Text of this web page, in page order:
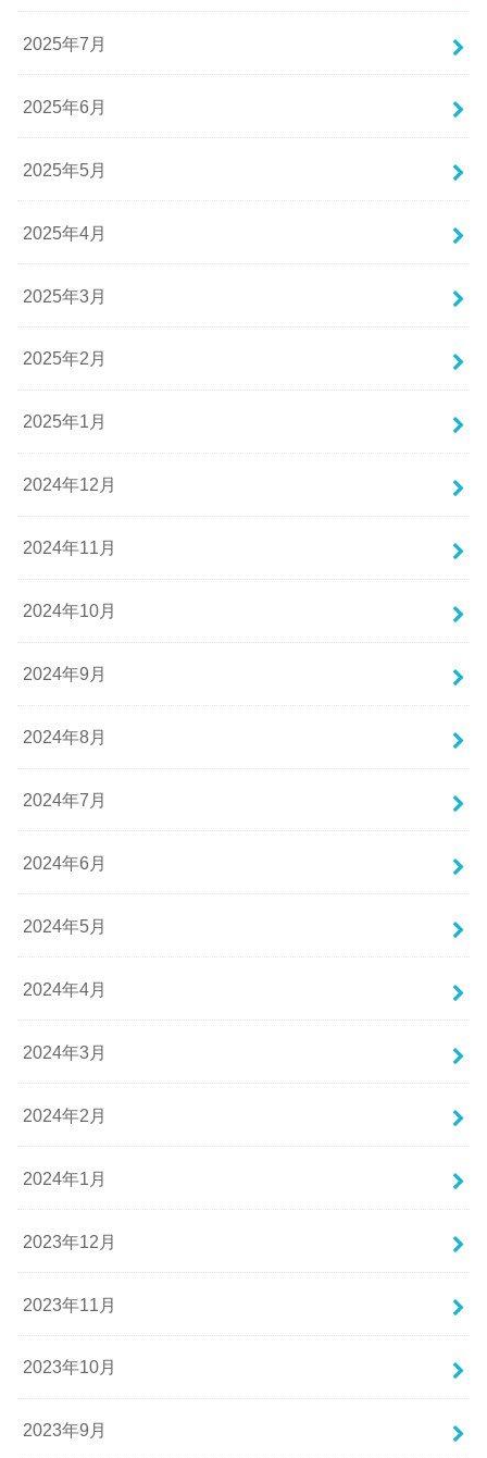
2025年7月
2025年6月
2025年5月
2025年4月
2025年3月
2025年2月
2025年1月
2024年12月
2024年11月
2024年10月
2024年9月
2024年8月
2024年7月
2024年6月
2024年5月
2024年4月
2024年3月
2024年2月
2024年1月
2023年12月
2023年11月
2023年10月
2023年9月